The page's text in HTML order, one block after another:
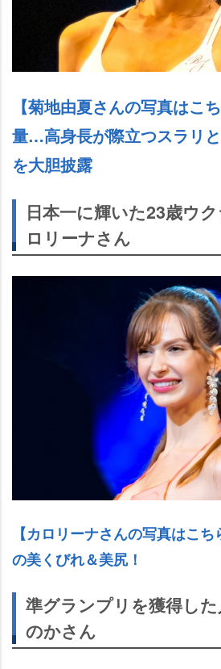
【菊地由夏さんの写真はこ
量…高身長が際立つスラリ
を大胆披露
日本一に輝いた23歳ウ
ロリーナさん
【カロリーナさんの写真はこ
の美くびれ＆美尻！
準グランプリを獲得し
のかさん